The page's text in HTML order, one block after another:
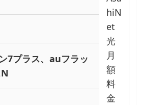
hiN
et
光
月
額
料
金
7プラス、auフラッ